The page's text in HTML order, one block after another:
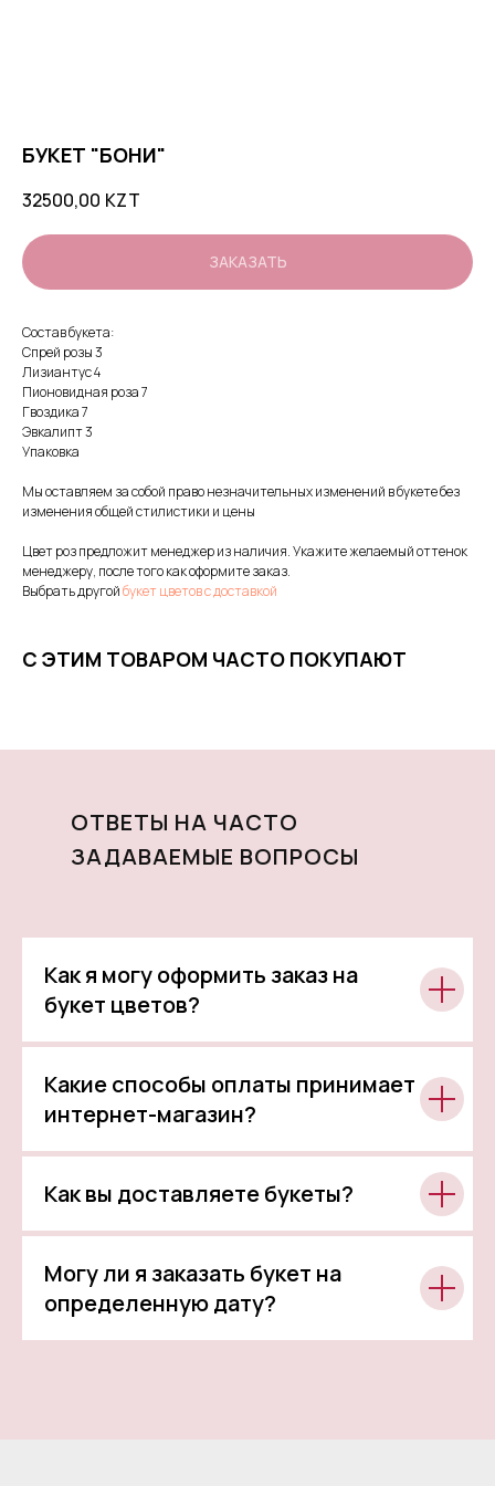
БУКЕТ "БОНИ"
32500,00 KZT
ЗАКАЗАТЬ
Состав букета:
Спрей розы 3
Лизиантус 4
Пионовидная роза 7
Гвоздика 7
Эвкалипт 3
Упаковка
Мы оставляем за собой право незначительных изменений в букете без
изменения общей стилистики и цены
Цвет роз предложит менеджер из наличия. Укажите желаемый оттенок
менеджеру, после того как оформите заказ.
Выбрать другойбукет цветов с доставкой
С ЭТИМ ТОВАРОМ ЧАСТО ПОКУПАЮТ
ОТВЕТЫ НА ЧАСТО
ЗАДАВАЕМЫЕ ВОПРОСЫ
Как я могу оформить заказ на
букет цветов?
Какие способы оплаты принимает
интернет-магазин?
Как вы доставляете букеты?
Могу ли я заказать букет на
определенную дату?